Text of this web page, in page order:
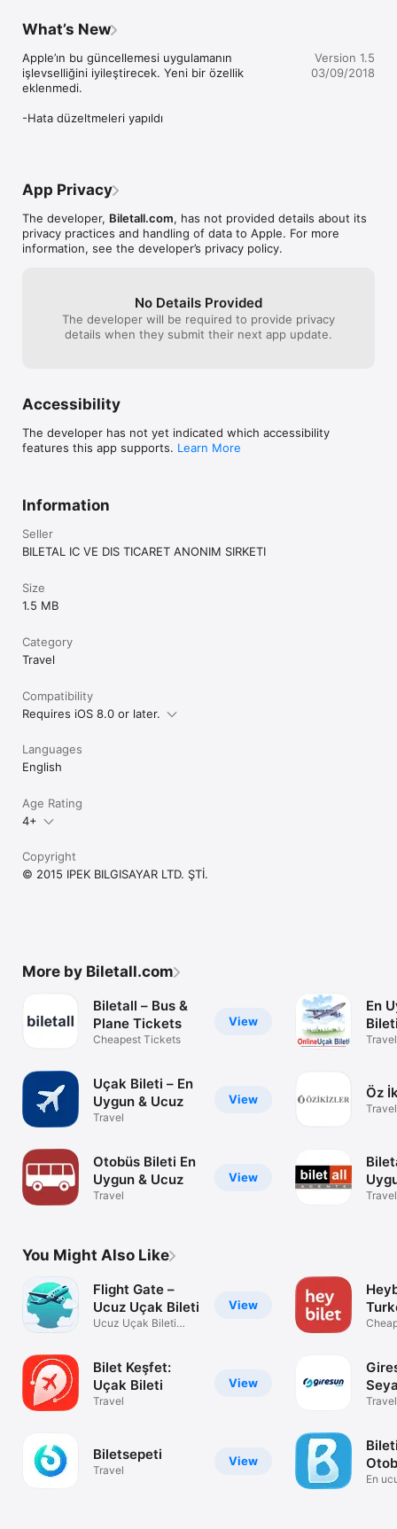
What’s New
Apple’ın bu güncellemesi uygulamanın
işlevselliğini iyileştirecek. Yeni bir özellik
eklenmedi.
-Hata düzeltmeleri yapıldı
Version 1.5
03/09/2018
App Privacy
The developer, Biletall.com, has not provided details about its
privacy practices and handling of data to Apple. For more
information, see the developer’s privacy policy.
No Details Provided
The developer will be required to provide privacy
details when they submit their next app update.
Accessibility
The developer has not yet indicated which accessibility
features this app supports. Learn More
Information
Seller
BILETAL IC VE DIS TICARET ANONIM SIRKETI
Size
1.5 MB
Category
Travel
Compatibility
Requires iOS 8.0 or later.
Languages
English
Age Rating
4+
Copyright
© 2015 IPEK BILGISAYAR LTD. ŞTİ.
More by Biletall.com
View
Biletall – Bus &
Plane Tickets
Cheapest Tickets
View
Uçak Bileti – En
Uygun & Ucuz
Travel
View
Otobüs Bileti En
Uygun & Ucuz
Travel
En
Travel
Öz
Travel
Travel
You Might Also Like
View
Flight Gate –
Ucuz Uçak Bileti
Ucuz Uçak Bileti
View
Bilet Keşfet:
Uçak Bileti
Travel
View
Biletsepeti
Travel
Travel
bileti
En